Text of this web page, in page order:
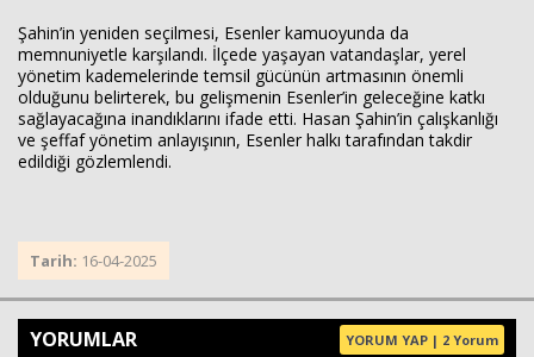
Şahin’in yeniden seçilmesi, Esenler kamuoyunda da
memnuniyetle karşılandı. İlçede yaşayan vatandaşlar, yerel
yönetim kademelerinde temsil gücünün artmasının önemli
olduğunu belirterek, bu gelişmenin Esenler’in geleceğine katkı
sağlayacağına inandıklarını ifade etti. Hasan Şahin’in çalışkanlığı
ve şeffaf yönetim anlayışının, Esenler halkı tarafından takdir
edildiği gözlemlendi.
Tarih: 16-04-2025
YORUMLAR YORUM YAP | 2 Yorum